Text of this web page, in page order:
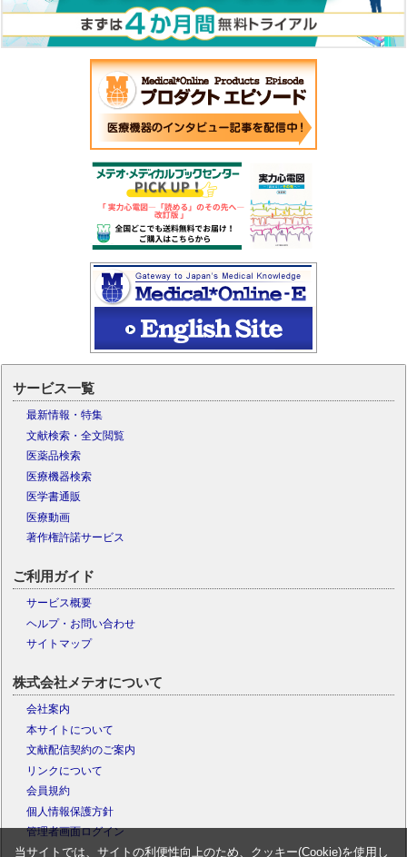
サービス一覧
最新情報・特集
文献検索・全文閲覧
医薬品検索
医療機器検索
医学書通販
医療動画
著作権許諾サービス
ご利用ガイド
サービス概要
ヘルプ・お問い合わせ
サイトマップ
株式会社メテオについて
会社案内
本サイトについて
文献配信契約のご案内
リンクについて
会員規約
個人情報保護方針
管理者画面ログイン
当サイトでは、サイトの利便性向上のため、クッキー(Cookie)を使用し